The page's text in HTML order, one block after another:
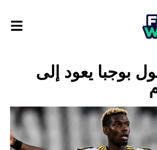
بوجبا يعود إلى